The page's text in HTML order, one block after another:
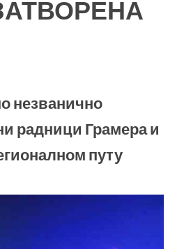
незванично
радници Грамера и
путу